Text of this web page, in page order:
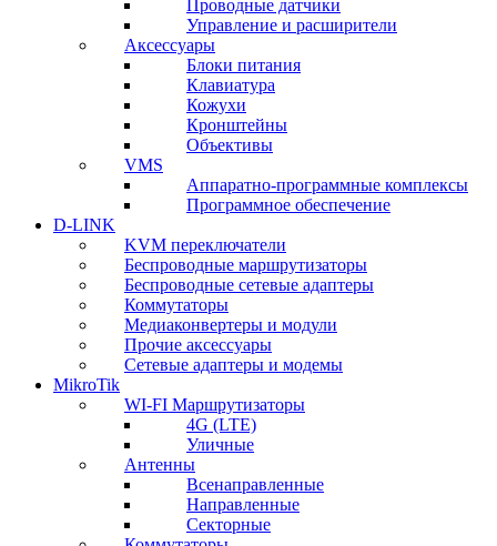
Проводные датчики
Управление и расширители
Аксессуары
Блоки питания
Клавиатура
Кожухи
Кронштейны
Объективы
VMS
Аппаратно-программные комплексы
Программное обеспечение
D-LINK
KVM переключатели
Беспроводные маршрутизаторы
Беспроводные сетевые адаптеры
Коммутаторы
Медиаконвертеры и модули
Прочие аксессуары
Сетевые адаптеры и модемы
MikroTik
WI-FI Маршрутизаторы
4G (LTE)
Уличные
Антенны
Всенаправленные
Направленные
Секторные